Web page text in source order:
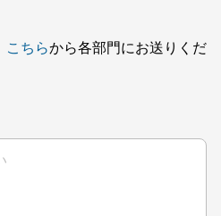
こちらから各部門にお送りくだ